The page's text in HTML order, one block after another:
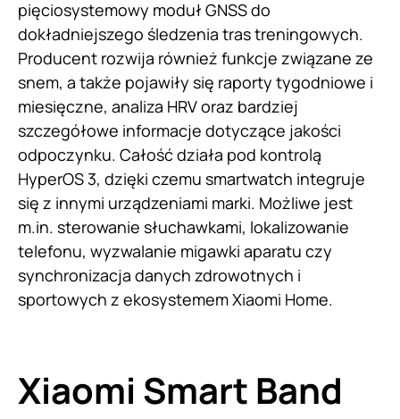
pięciosystemowy moduł GNSS do
dokładniejszego śledzenia tras treningowych.
Producent rozwija również funkcje związane ze
snem, a także pojawiły się raporty tygodniowe i
miesięczne, analiza HRV oraz bardziej
szczegółowe informacje dotyczące jakości
odpoczynku. Całość działa pod kontrolą
HyperOS 3, dzięki czemu smartwatch integruje
się z innymi urządzeniami marki. Możliwe jest
m.in. sterowanie słuchawkami, lokalizowanie
telefonu, wyzwalanie migawki aparatu czy
synchronizacja danych zdrowotnych i
sportowych z ekosystemem Xiaomi Home.
Xiaomi Smart Band